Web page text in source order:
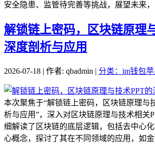
安全隐患、监管待完善等挑战，展望未来
解锁链上密码，区块链原理
深度剖析与应用
2026-07-18 | 作者: qbadmin | 分类：im钱包
本次聚焦于“解锁链上密码，区块链原理与
析与应用”，深入对区块链原理与技术相关
细解读了区块链的底层逻辑，包括去中心
心概念，探讨了其在不同领域的应用，如